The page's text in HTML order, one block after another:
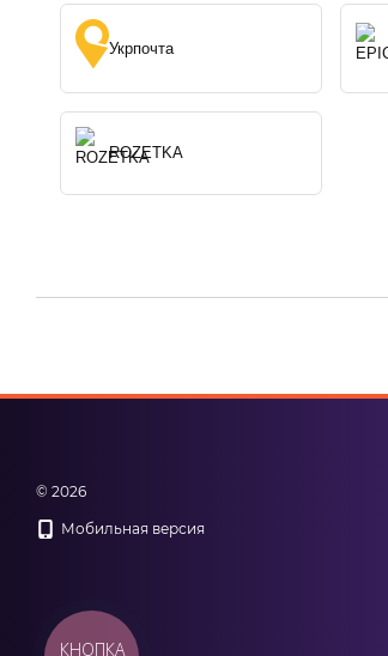
Укрпочта
ROZETKA
© 2026
Мобильная версия
КНОПКА